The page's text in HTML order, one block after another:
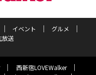
イベント
グルメ
放送
西新宿LOVEWalker